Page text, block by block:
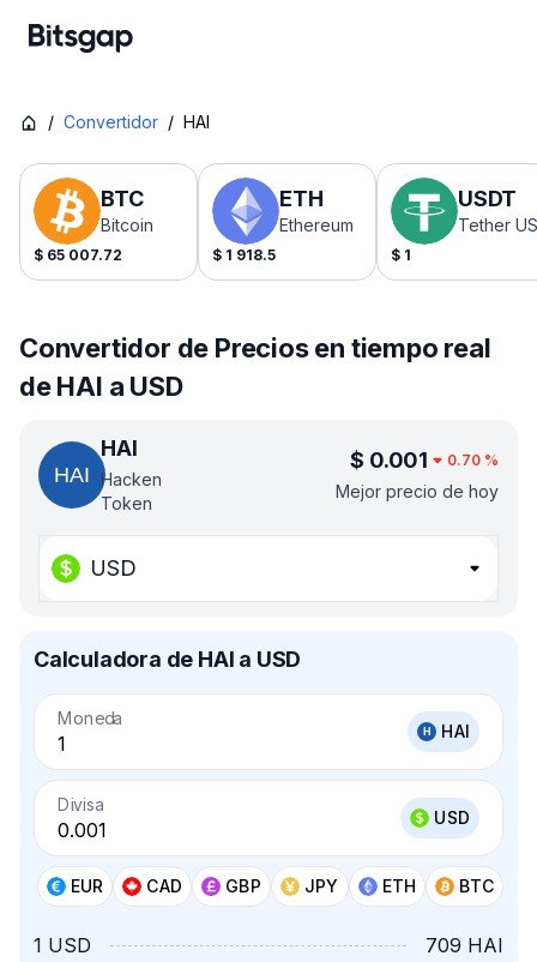
/ Convertidor / HAI
BTC
Bitcoin
$ 65 007.72
ETH
Ethereum
$ 1 918.5
USDT
Tether
$ 1
Convertidor de Precios en tiempo real
de HAI a USD
HAI
Hacken
Token
$ 0.001 0.70 %
Mejor precio de hoy
USD
Calculadora de HAI a USD
Moneda
HAI
Divisa
USD
EUR CAD GBP JPY ETH BTC
1 USD 709 HAI